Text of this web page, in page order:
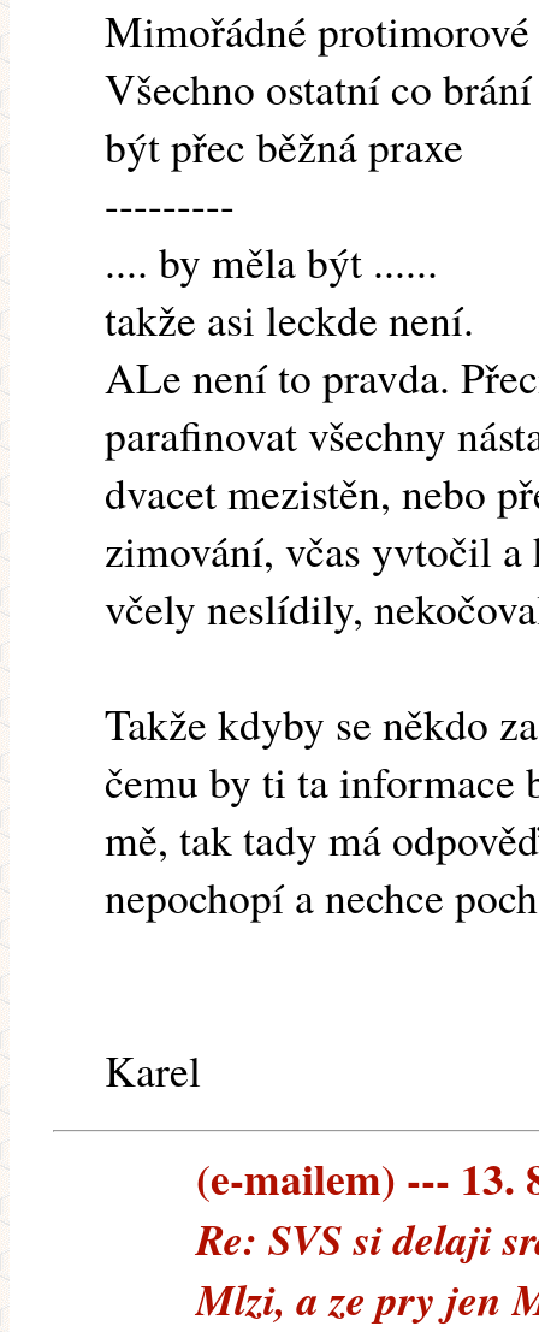
Mimořádné
Všechno ostatní co
být přec běžná praxe
---------
.... by měla být ......
takže asi leckde není.
ALe není to pravda.
parafinovat všechny
dvacet mezistěn, nebo
zimování, včas yvtočil a
včely neslídily,
Takže kdyby se někdo
čemu by ti ta informace
mě, tak tady má
nepochopí a nechce
Karel
(e-mailem) --- 13.
Re: SVS si delaji
Mlzi, a ze pry jen